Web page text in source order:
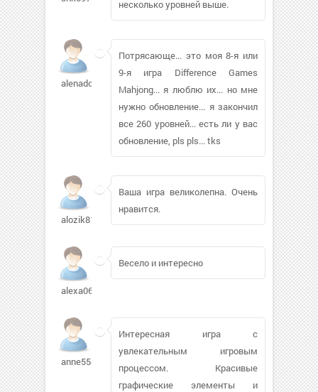
несколько уровней выше.
alenadomik
Потрясающе... это моя 8-я или
9-я игра Difference Games
Mahjong... я люблю их... но мне
нужно обновление... я закончил
все 260 уровней... есть ли у вас
обновление, pls pls... tks
alozik816
Ваша игра великолепна. Очень
нравится.
alexa0697
Весело и интересно
anne55805716
Интересная игра с
увлекательным игровым
процессом. Красивые
графические элементы и